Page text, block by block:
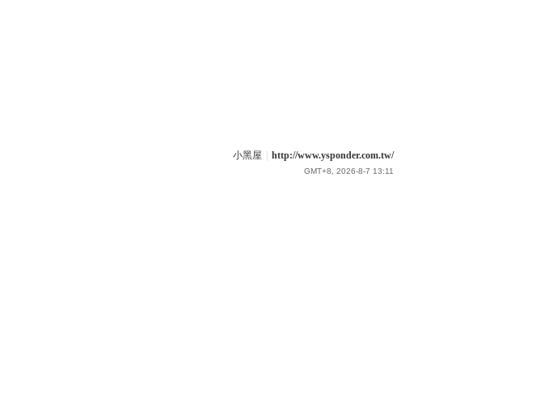
小黑屋 http://www.ysponder.com.tw/
GMT+8, 2026-8-7 13:11